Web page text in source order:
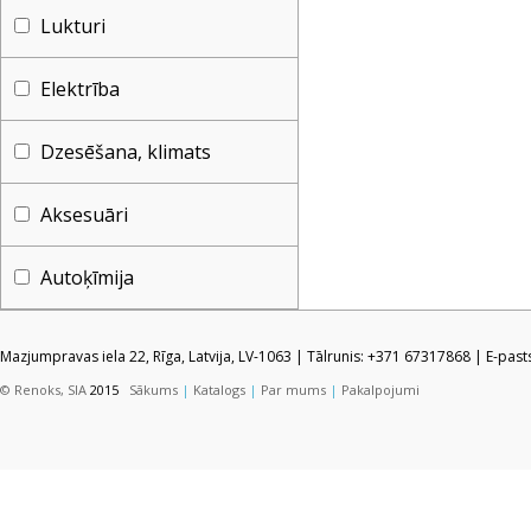
Lukturi
Elektrība
Dzesēšana, klimats
Aksesuāri
Autoķīmija
Mazjumpravas iela 22, Rīga, Latvija, LV-1063 | Tālrunis: +371 67317868 | E-
© Renoks, SIA 2015 Sākums | Katalogs | Par mums | Pakalpojumi